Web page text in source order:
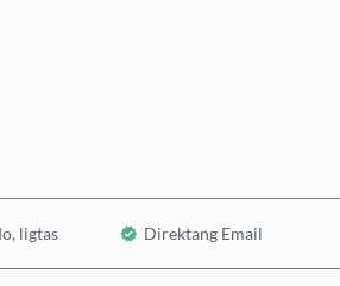
ligtas Direktang Email